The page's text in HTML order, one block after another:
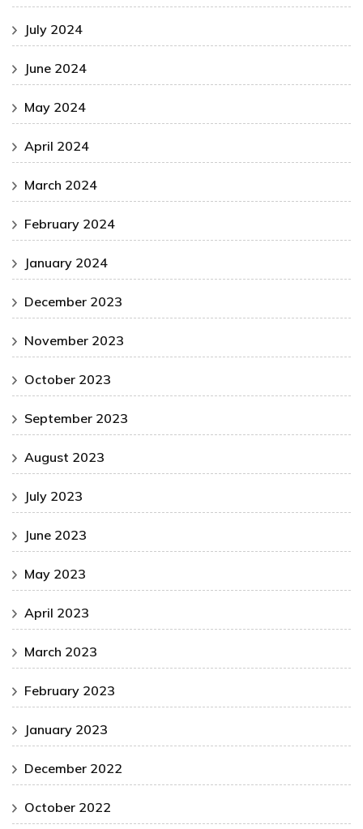
July 2024
June 2024
May 2024
April 2024
March 2024
February 2024
January 2024
December 2023
November 2023
October 2023
September 2023
August 2023
July 2023
June 2023
May 2023
April 2023
March 2023
February 2023
January 2023
December 2022
October 2022